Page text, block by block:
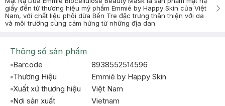
giấy đến từ thương hiệu mỹ phẩm Emmié by Happy Skin của Việt
Nam, với chất liệu phôi dừa Bến Tre đặc trưng thân thiện với da
và môi trường cùng cảm hứng từ những địa dan
Thông số sản phẩm
Barcode
8938552514596
Thương Hiệu
Emmié by Happy Skin
Xuất xứ thương hiệu
Việt Nam
Nơi sản xuất
Vietnam